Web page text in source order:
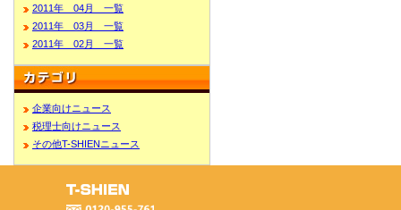
2011年 04月 一覧
2011年 03月 一覧
2011年 02月 一覧
企業向けニュース
税理士向けニュース
その他T-SHIENニュース